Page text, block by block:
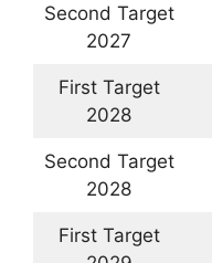
Second Target
2027
First Target
2028
Second Target
2028
First Target